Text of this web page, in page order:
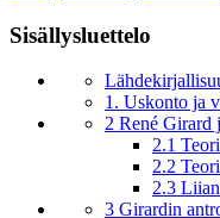
Sisällysluettelo
1. Uskonto ja
2 René Girard
2.1
2.2
2.3
3 Girardin